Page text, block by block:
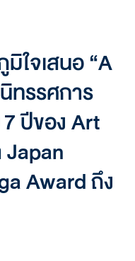
ใจเสนอ “A
ทรรศการ
7 ปีของ Art
Award ถึง